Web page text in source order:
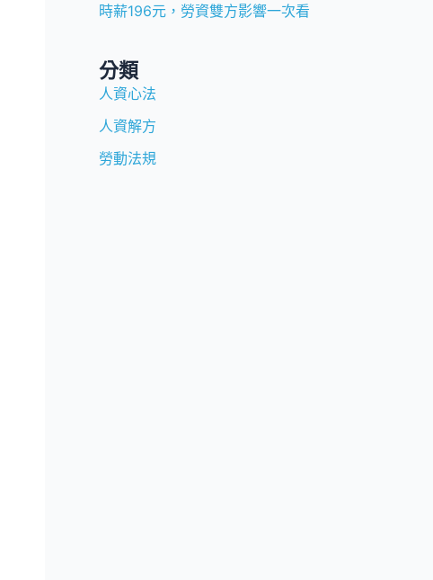
時薪196元，勞資雙方影響一次看
分類
人資心法
人資解方
勞動法規